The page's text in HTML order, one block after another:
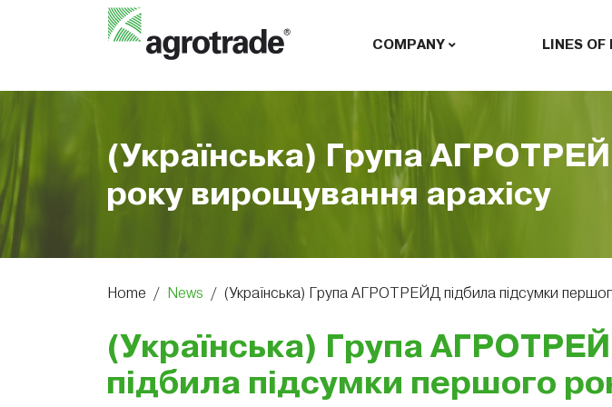
COMPANY LINES
(Українська) Група
року вирощування арахісу
Home / News / (Українська) Група АГРОТРЕЙД підбила підсумки
(Українська) Група
підбила підсумки першого